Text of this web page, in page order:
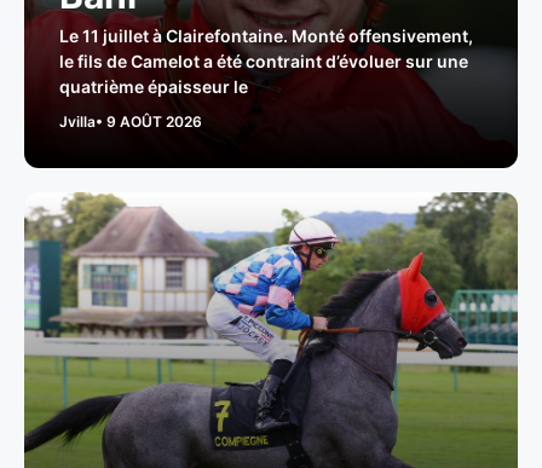
Le 11 juillet à Clairefontaine. Monté offensivement,
le fils de Camelot a été contraint d’évoluer sur une
quatrième épaisseur le
Jvilla• 9 AOÛT 2026